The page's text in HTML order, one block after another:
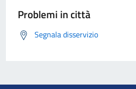
Problemi in città
Segnala disservizio